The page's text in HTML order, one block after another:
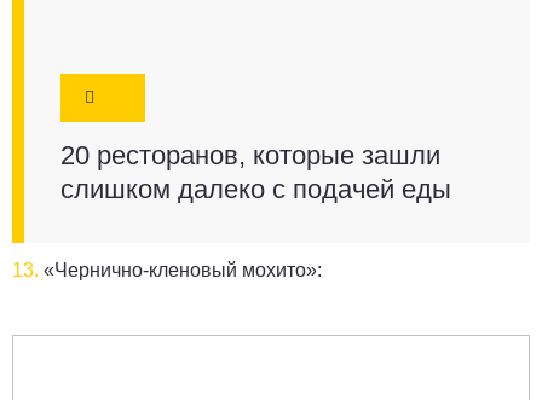
20 ресторанов, которые зашли
слишком далеко с подачей еды
13. «Чернично-кленовый мохито»: